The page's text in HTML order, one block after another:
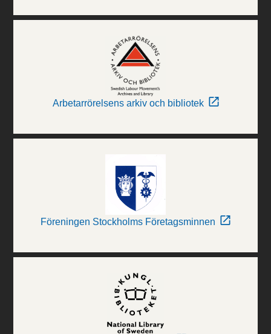
Arbetarrörelsens arkiv och bibliotek
Föreningen Stockholms Företagsminnen